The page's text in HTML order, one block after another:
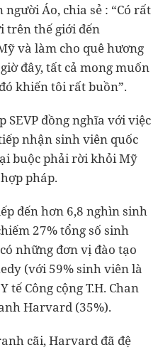
Áo, chia sẻ : “Có rất
trên thế giới đến
và làm cho quê hương
đây, tất cả mong muốn
khiến tôi rất buồn”.
SEVP đồng nghĩa với việc
nhận sinh viên quốc
buộc phải rời khỏi Mỹ
pháp.
đến hơn 6,8 nghìn sinh
27% tổng số sinh
những đơn vị đào tạo
(với 59% sinh viên là
tế Công cộng T.H. Chan
Harvard (35%).
cãi, Harvard đã đệ